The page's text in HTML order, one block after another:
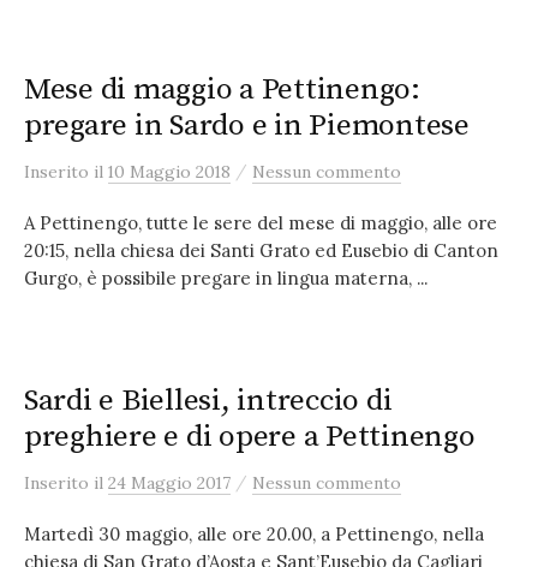
Mese di maggio a Pettinengo:
pregare in Sardo e in Piemontese
Inserito il 10 Maggio 2018 / Nessun commento
A Pettinengo, tutte le sere del mese di maggio, alle ore
20:15, nella chiesa dei Santi Grato ed Eusebio di Canton
Gurgo, è possibile pregare in lingua materna, ...
Sardi e Biellesi, intreccio di
preghiere e di opere a Pettinengo
Inserito il 24 Maggio 2017 / Nessun commento
Martedì 30 maggio, alle ore 20.00, a Pettinengo, nella
chiesa di San Grato d’Aosta e Sant’Eusebio da Cagliari